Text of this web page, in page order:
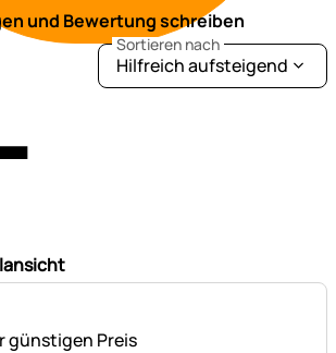
und Bewertung schreiben
Sortieren nach
Hilfreich aufsteigend
günstigen Preis